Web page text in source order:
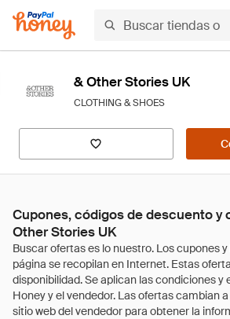
& Other Stories UK
CLOTHING & SHOES
Cupones, códigos de descuento y
Other Stories UK